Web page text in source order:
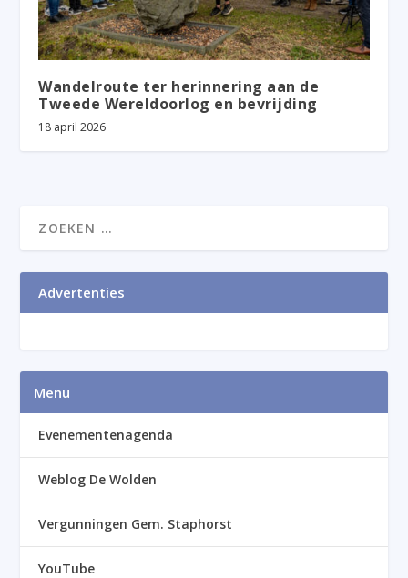
Wandelroute ter herinnering aan de
Tweede Wereldoorlog en bevrijding
18 april 2026
Advertenties
Menu
Evenementenagenda
Weblog De Wolden
Vergunningen Gem. Staphorst
YouTube